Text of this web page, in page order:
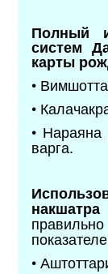
Полный
систем
карты
•
•
•
варга.
•